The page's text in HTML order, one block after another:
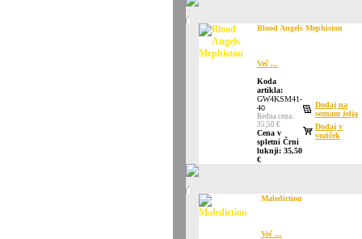
Blood Angels Mephiston
Več ...
Koda
artikla:
GW4KSM41-
40
Redna cena:
35,50 €
Cena v
spletni Črni
luknji: 35,50
€
Dodaj na
seznam želja
Dodaj v
voziček
Malediction
Več ...